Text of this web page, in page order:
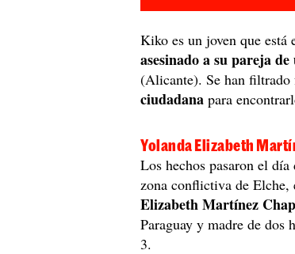
Kiko es un joven que está
asesinado a su pareja
(Alicante). Se han
ciudadana para
Yolanda Elizabeth
Los hechos pasaron el
zona conflictiva de
Elizabeth Martínez
Paraguay y madre de dos
3.